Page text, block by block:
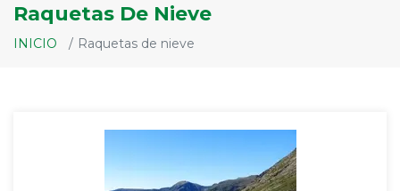
Raquetas De Nieve
INICIO Raquetas de nieve